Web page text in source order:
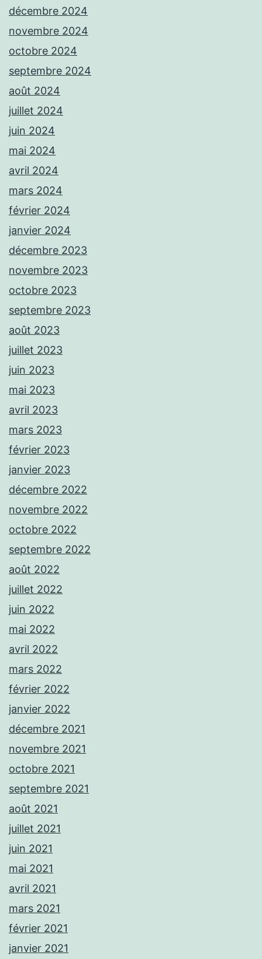
décembre 2024
novembre 2024
octobre 2024
septembre 2024
août 2024
juillet 2024
juin 2024
mai 2024
avril 2024
mars 2024
février 2024
janvier 2024
décembre 2023
novembre 2023
octobre 2023
septembre 2023
août 2023
juillet 2023
juin 2023
mai 2023
avril 2023
mars 2023
février 2023
janvier 2023
décembre 2022
novembre 2022
octobre 2022
septembre 2022
août 2022
juillet 2022
juin 2022
mai 2022
avril 2022
mars 2022
février 2022
janvier 2022
décembre 2021
novembre 2021
octobre 2021
septembre 2021
août 2021
juillet 2021
juin 2021
mai 2021
avril 2021
mars 2021
février 2021
janvier 2021